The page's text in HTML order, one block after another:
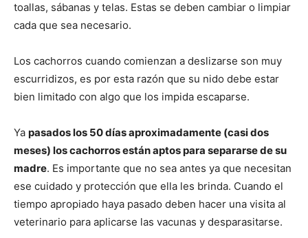
toallas, sábanas y telas. Estas se deben cambiar o limpiar
cada que sea necesario.
Los cachorros cuando comienzan a deslizarse son muy
escurridizos, es por esta razón que su nido debe estar
bien limitado con algo que los impida escaparse.
Ya pasados los 50 días aproximadamente (casi dos
meses) los cachorros están aptos para separarse de su
madre. Es importante que no sea antes ya que necesitan
ese cuidado y protección que ella les brinda. Cuando el
tiempo apropiado haya pasado deben hacer una visita al
veterinario para aplicarse las vacunas y desparasitarse.